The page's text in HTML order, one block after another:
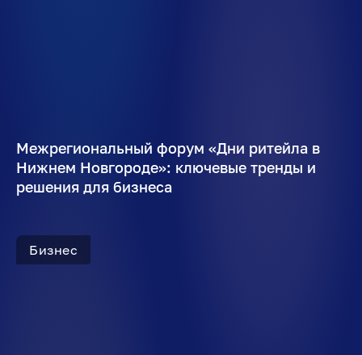
Межрегиональный форум «Дни ритейла в
Нижнем Новгороде»: ключевые тренды и
решения для бизнеса
Бизнес